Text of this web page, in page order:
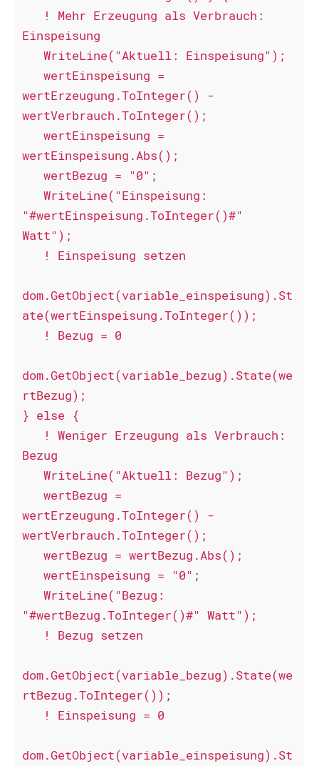
Einspeisung
   WriteLine("Aktuell: Einspeisung");
   wertEinspeisung =
wertErzeugung.ToInteger() -
wertVerbrauch.ToInteger();
   wertEinspeisung =
wertEinspeisung.Abs();
   wertBezug = "0";
   WriteLine("Einspeisung:
"#wertEinspeisung.ToInteger()#"
Watt");
dom.GetObject(variable_einspeisung).St
ate(wertEinspeisung.ToInteger());
dom.GetObject(variable_bezug).State(we
rtBezug);
} else {
Bezug
   WriteLine("Aktuell: Bezug");
   wertBezug =
wertErzeugung.ToInteger() -
wertVerbrauch.ToInteger();
   wertBezug = wertBezug.Abs();
   wertEinspeisung = "0";
   WriteLine("Bezug:
"#wertBezug.ToInteger()#" Watt");
dom.GetObject(variable_bezug).State(we
rtBezug.ToInteger());
dom.GetObject(variable_einspeisung).St